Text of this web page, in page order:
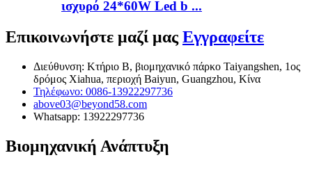
ισχυρό 24*60W Led b ...
Επικοινωνήστε μαζί μας Εγγραφείτε
Διεύθυνση: Κτήριο Β, βιομηχανικό πάρκο Taiyangshen, 1ος
δρόμος Xiahua, περιοχή Baiyun, Guangzhou, Κίνα
Τηλέφωνο: 0086-13922297736
above03@beyond58.com
Whatsapp: 13922297736
Βιομηχανική Ανάπτυξη